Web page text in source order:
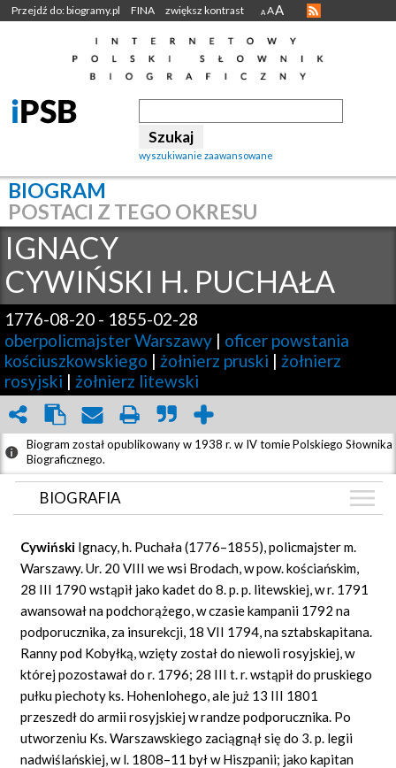
Przejdź do: biogramy.pl FINA zwiększ kontrast A AA
wyszukiwanie zaawansowane
BIOGRAM
POSTACI Z TEGO OKRESU
IGNACY
CYWIŃSKI H. PUCHAŁA
1776-08-20 - 1855-02-28
oberpolicmajster Warszawy | oficer powstania
kościuszkowskiego | żołnierz pruski | żołnierz
rosyjski | żołnierz litewski
Biogram został opublikowany w 1938 r. w IV tomie Polskiego Słownika
Biograficznego.
BIOGRAFIA
GRAF POWIĄZAŃ
DYSKUSJA
Mapa
Cywiński Ignacy, h. Puchała (1776–1855), policmajster m.
Warszawy. Ur. 20 VIII we wsi Brodach, w pow. kościańskim,
28 III 1790 wstąpił jako kadet do 8. p. p. litewskiej, w r. 1791
awansował na podchorążego, w czasie kampanii 1792 na
podporucznika, za insurekcji, 18 VII 1794, na sztabskapitana.
Ranny pod Kobyłką, wzięty został do niewoli rosyjskiej, w
której pozostawał do r. 1796; 28 III t. r. wstąpił do pruskiego
pułku piechoty ks. Hohenlohego, ale już 13 III 1801
przeszedł do armii rosyjskiej w randze podporucznika. Po
utworzeniu Ks. Warszawskiego zaciągnął się do 3. p. legii
nadwiślańskiej, w l. 1808–11 był w Hiszpanii; jako kapitan